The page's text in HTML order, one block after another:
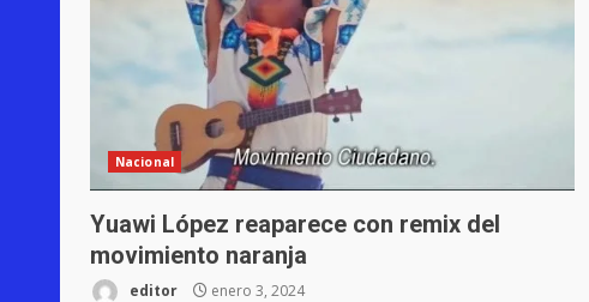
Nacional
Yuawi López reaparece con remix del
movimiento naranja
editor enero 3, 2024